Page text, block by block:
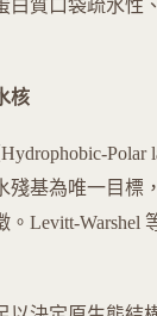
白質口袋疏水性
核
Polar
殘基為唯一目標
。Levitt-Warshel